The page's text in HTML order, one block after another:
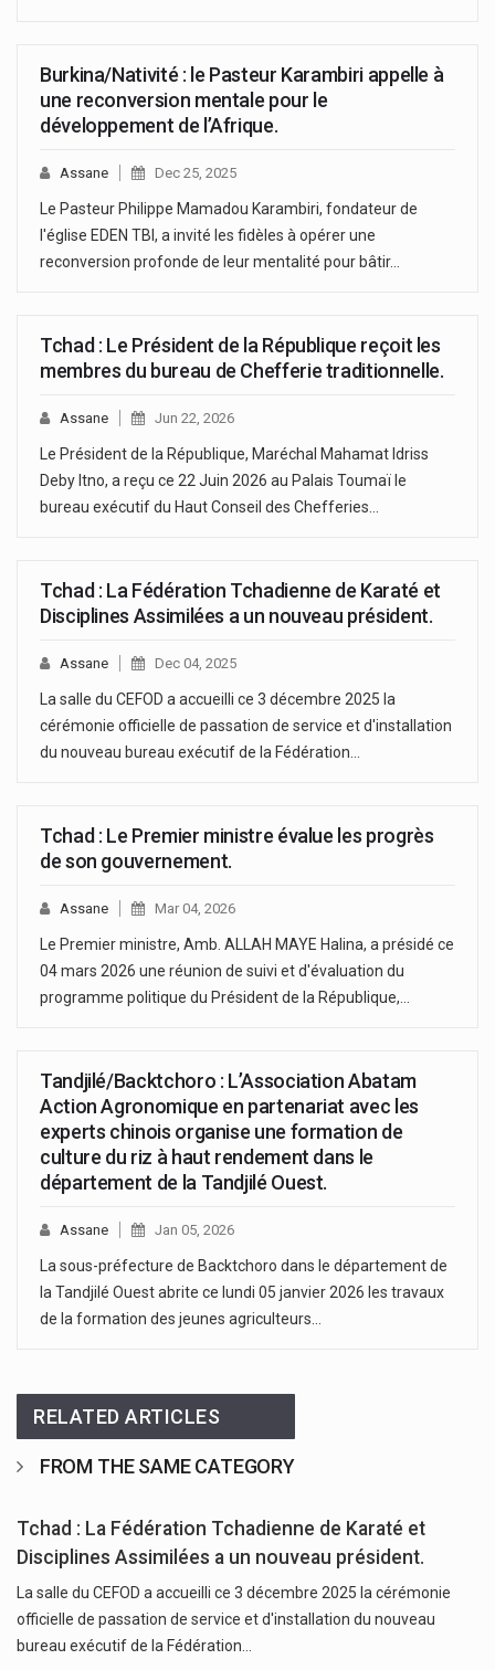
Burkina/Nativité : le Pasteur Karambiri appelle à
une reconversion mentale pour le
développement de l’Afrique.
Assane Dec 25, 2025
Le Pasteur Philippe Mamadou Karambiri, fondateur de
l'église EDEN TBI, a invité les fidèles à opérer une
reconversion profonde de leur mentalité pour bâtir…
Tchad : Le Président de la République reçoit les
membres du bureau de Chefferie traditionnelle.
Assane Jun 22, 2026
Le Président de la République, Maréchal Mahamat Idriss
Deby Itno, a reçu ce 22 Juin 2026 au Palais Toumaï le
bureau exécutif du Haut Conseil des Chefferies…
Tchad : La Fédération Tchadienne de Karaté et
Disciplines Assimilées a un nouveau président.
Assane Dec 04, 2025
La salle du CEFOD a accueilli ce 3 décembre 2025 la
cérémonie officielle de passation de service et d'installation
du nouveau bureau exécutif de la Fédération…
Tchad : Le Premier ministre évalue les progrès
de son gouvernement.
Assane Mar 04, 2026
Le Premier ministre, Amb. ALLAH MAYE Halina, a présidé ce
04 mars 2026 une réunion de suivi et d'évaluation du
programme politique du Président de la République,…
Tandjilé/Backtchoro : L’Association Abatam
Action Agronomique en partenariat avec les
experts chinois organise une formation de
culture du riz à haut rendement dans le
département de la Tandjilé Ouest.
Assane Jan 05, 2026
La sous-préfecture de Backtchoro dans le département de
la Tandjilé Ouest abrite ce lundi 05 janvier 2026 les travaux
de la formation des jeunes agriculteurs…
RELATED ARTICLES
FROM THE SAME CATEGORY
Tchad : La Fédération Tchadienne de Karaté et
Disciplines Assimilées a un nouveau président.
La salle du CEFOD a accueilli ce 3 décembre 2025 la cérémonie
officielle de passation de service et d'installation du nouveau
bureau exécutif de la Fédération…